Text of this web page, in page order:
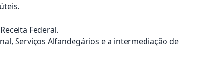
Federal.
Serviços Alfandegários e a intermediação de